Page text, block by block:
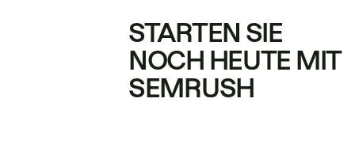
STARTEN SIE
NOCH HEUTE MIT
SEMRUSH